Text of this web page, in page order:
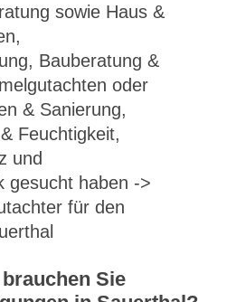
sowie Haus &
Bauberatung &
oder
& Sanierung,
Feuchtigkeit,
und
gesucht haben ->
für den
Sie